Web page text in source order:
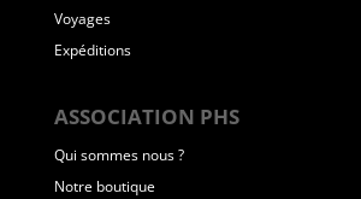
Voyages
Expéditions
ASSOCIATION PHS
Qui sommes nous ?
Notre boutique